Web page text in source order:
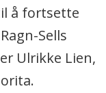
å fortsette
Sells
Ulrikke Lien,